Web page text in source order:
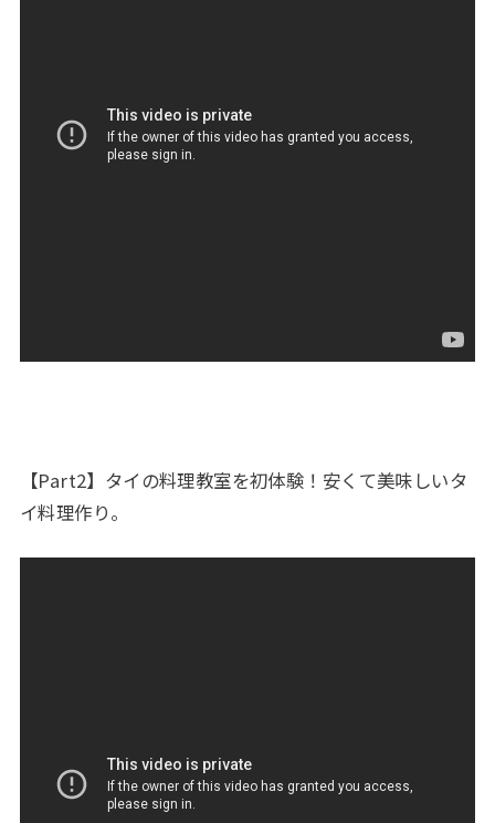
【Part2】タイの料理教室を初体験！安くて美味しいタ
イ料理作り。